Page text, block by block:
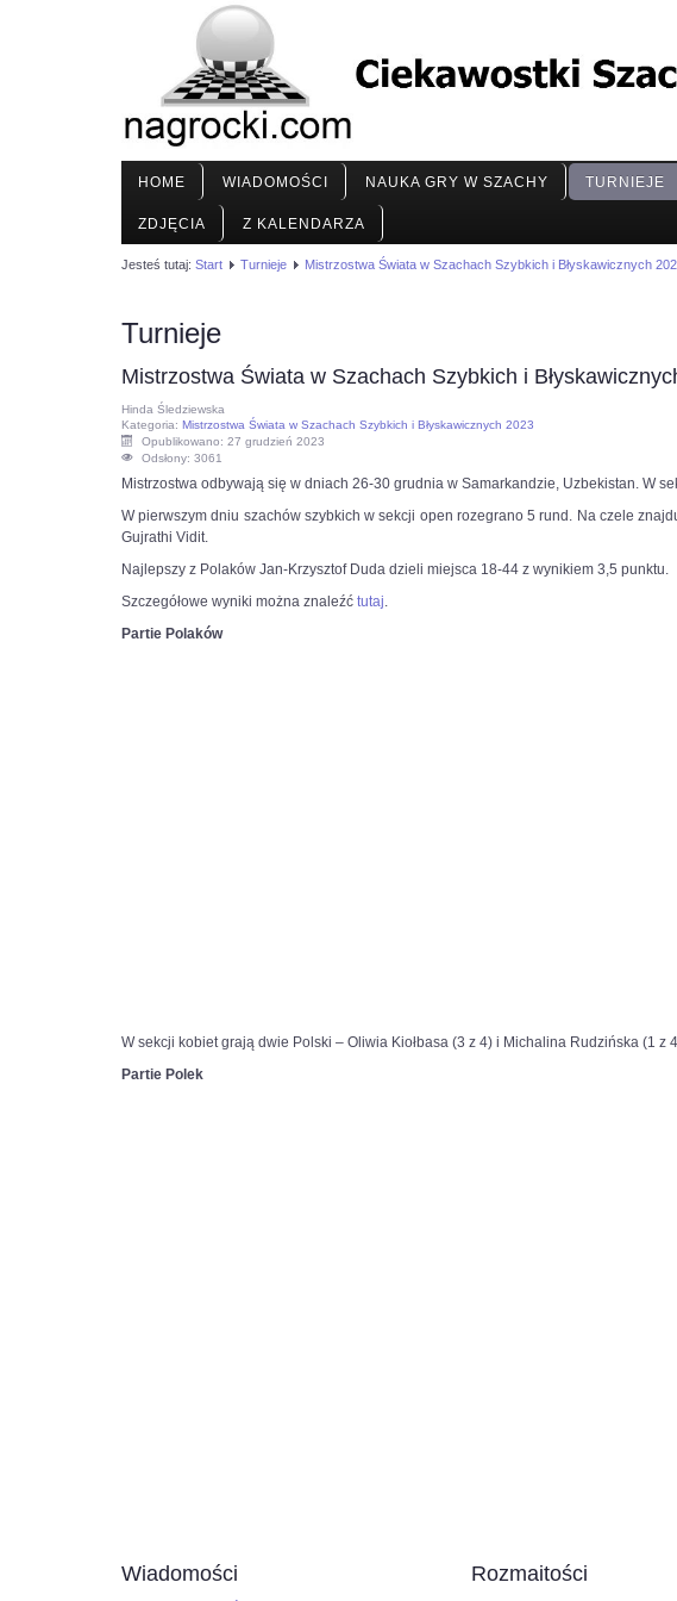
HOME WIADOMOŚCI NAUKA GRY W SZACHY TURNIEJE
ZDJĘCIA Z KALENDARZA
Jesteś tutaj: Start Turnieje Mistrzostwa Świata w Szachach Szybkich i Błyskawicznych
Turnieje
Mistrzostwa Świata w Szachach Szybkich i
Hinda Śledziewska
Kategoria: Mistrzostwa Świata w Szachach Szybkich i Błyskawicznych 2023
Opublikowano: 27 grudzień 2023
Odsłony: 3061
Mistrzostwa odbywają się w dniach 26-30 grudnia w Samarkandzie, Uzbekistan. W
W pierwszym dniu szachów szybkich w sekcji open rozegrano 5 rund. Na czele
Gujrathi Vidit.
Najlepszy z Polaków Jan-Krzysztof Duda dzieli miejsca 18-44 z wynikiem 3,5 punktu.
Szczegółowe wyniki można znaleźć tutaj
Partie Polaków
W sekcji kobiet grają dwie Polski – Oliwia Kiołbasa (3 z 4) i Michalina Rudzińska (1 z
Partie Polek
Wiadomości Rozmaitości